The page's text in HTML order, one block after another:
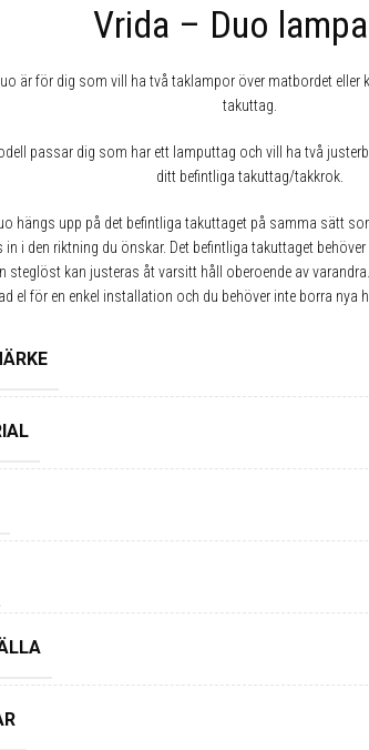
Vrida – Duo
är för dig som vill ha två taklampor över matbordet eller
takuttag.
passar dig som har ett lamputtag och vill ha två
ditt befintliga takuttag/takkrok.
hängs upp på det befintliga takuttaget på samma sätt
in i den riktning du önskar. Det befintliga takuttaget behöver
steglöst kan justeras åt varsitt håll oberoende av
el för en enkel installation och du behöver inte borra nya